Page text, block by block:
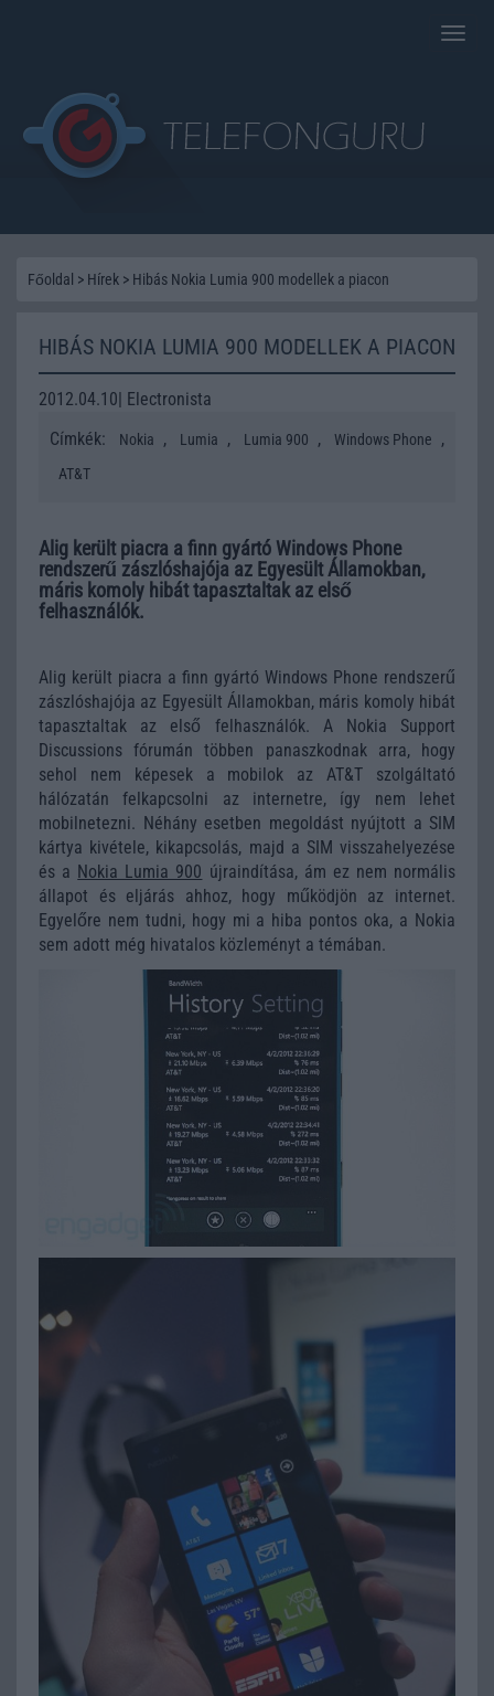
Toggle
Főoldal > Hírek > Hibás Nokia Lumia 900 modellek a piacon
HIBÁS NOKIA LUMIA 900 MODELLEK A PIACON
2012.04.10| Electronista
Címkék:
Nokia , Lumia , Lumia 900 , Windows Phone ,
AT&T
Alig került piacra a finn gyártó Windows Phone
rendszerű zászlóshajója az Egyesült Államokban,
máris komoly hibát tapasztaltak az első
felhasználók.
Alig került piacra a finn gyártó Windows Phone rendszerű
zászlóshajója az Egyesült Államokban, máris komoly hibát
tapasztaltak az első felhasználók. A Nokia Support
Discussions fórumán többen panaszkodnak arra, hogy
sehol nem képesek a mobilok az AT&T szolgáltató
hálózatán felkapcsolni az internetre, így nem lehet
mobilnetezni. Néhány esetben megoldást nyújtott a SIM
kártya kivétele, kikapcsolás, majd a SIM visszahelyezése
és a Nokia Lumia 900 újraindítása, ám ez nem normális
állapot és eljárás ahhoz, hogy működjön az internet.
Egyelőre nem tudni, hogy mi a hiba pontos oka, a Nokia
sem adott még hivatalos közleményt a témában.